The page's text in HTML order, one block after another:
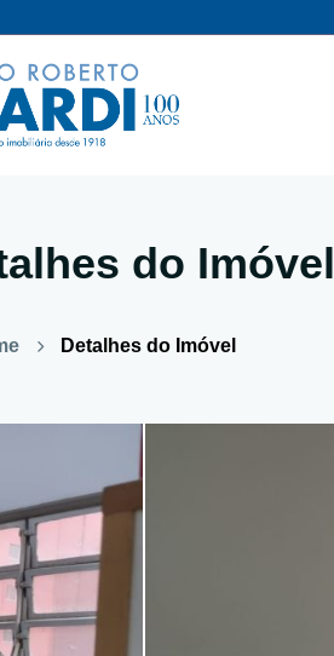
do Imóvel
Detalhes do Imóvel